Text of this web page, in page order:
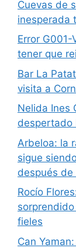
Cuevas de
inesperada
Error
tener que
Bar La
visita a
Nelida Ines
despertado
Arbeloa: la
sigue
después de
Rocío
fieles
Can